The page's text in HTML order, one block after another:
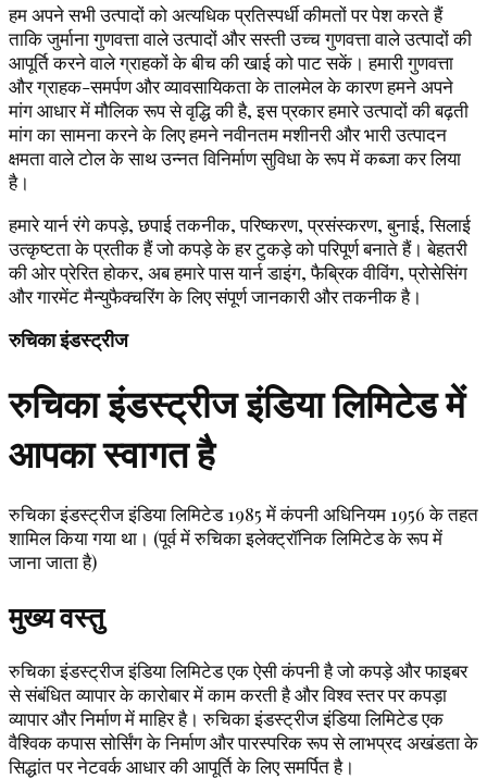
हम अपने सभी उत्पादों को अत्यधिक प्रतिस्पर्धी कीमतों पर पेश करते हैं
ताकि जुर्माना गुणवत्ता वाले उत्पादों और सस्ती उच्च गुणवत्ता वाले उत्पादों की
आपूर्ति करने वाले ग्राहकों के बीच की खाई को पाट सकें। हमारी गुणवत्ता
और ग्राहक-समर्पण और व्यावसायिकता के तालमेल के कारण हमने अपने
मांग आधार में मौलिक रूप से वृद्धि की है, इस प्रकार हमारे उत्पादों की बढ़ती
मांग का सामना करने के लिए हमने नवीनतम मशीनरी और भारी उत्पादन
क्षमता वाले टोल के साथ उन्नत विनिर्माण सुविधा के रूप में कब्जा कर लिया
है।
हमारे यार्न रंगे कपड़े, छपाई तकनीक, परिष्करण, प्रसंस्करण, बुनाई, सिलाई
उत्कृष्टता के प्रतीक हैं जो कपड़े के हर टुकड़े को परिपूर्ण बनाते हैं। बेहतरी
की ओर प्रेरित होकर, अब हमारे पास यार्न डाइंग, फैब्रिक वीविंग, प्रोसेसिंग
और गारमेंट मैन्युफैक्चरिंग के लिए संपूर्ण जानकारी और तकनीक है।
रुचिका इंडस्ट्रीज
रुचिका इंडस्ट्रीज इंडिया लिमिटेड में
आपका स्वागत है
रुचिका इंडस्ट्रीज इंडिया लिमिटेड 1985 में कंपनी अधिनियम 1956 के तहत
शामिल किया गया था। (पूर्व में रुचिका इलेक्ट्रॉनिक लिमिटेड के रूप में
जाना जाता है)
मुख्य वस्तु
रुचिका इंडस्ट्रीज इंडिया लिमिटेड एक ऐसी कंपनी है जो कपड़े और फाइबर
से संबंधित व्यापार के कारोबार में काम करती है और विश्व स्तर पर कपड़ा
व्यापार और निर्माण में माहिर है। रुचिका इंडस्ट्रीज इंडिया लिमिटेड एक
वैश्विक कपास सोर्सिंग के निर्माण और पारस्परिक रूप से लाभप्रद अखंडता के
सिद्धांत पर नेटवर्क आधार की आपूर्ति के लिए समर्पित है।